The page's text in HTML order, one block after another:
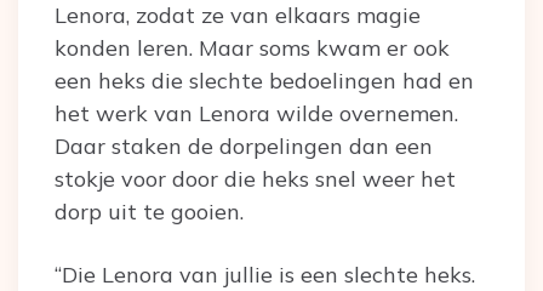
Lenora, zodat ze van elkaars magie
konden leren. Maar soms kwam er ook
een heks die slechte bedoelingen had en
het werk van Lenora wilde overnemen.
Daar staken de dorpelingen dan een
stokje voor door die heks snel weer het
dorp uit te gooien.
“Die Lenora van jullie is een slechte heks.